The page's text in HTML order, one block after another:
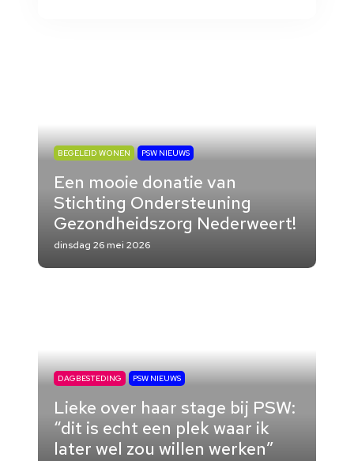
BEGELEID WONEN PSW NIEUWS
Een mooie donatie van
Stichting Ondersteuning
Gezondheidszorg Nederweert!
dinsdag 26 mei 2026
DAGBESTEDING PSW NIEUWS
Lieke over haar stage bij PSW:
“dit is echt een plek waar ik
later wel zou willen werken”